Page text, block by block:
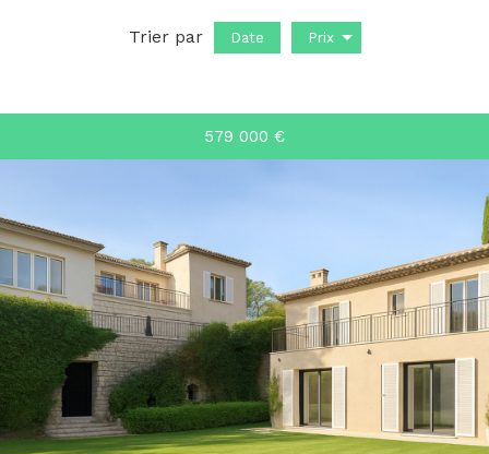
5KM 10KM 25KM
RECHERCHER
+ de critères
Trier par Date Prix
579 000 €